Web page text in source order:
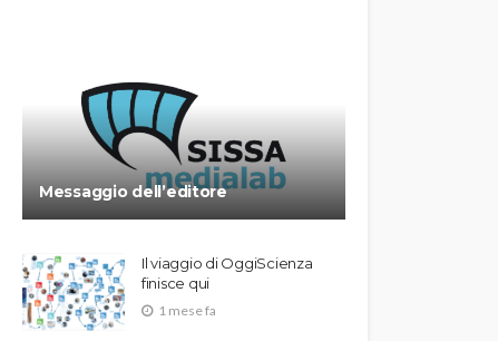
Messaggio dell’editore
Il viaggio di OggiScienza
finisce qui
1 mese fa